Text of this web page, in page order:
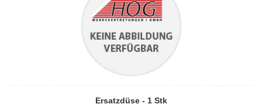
Ersatzdüse - 1 Stk